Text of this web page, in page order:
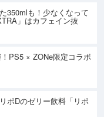
350mlも！少なくなって
」はカフェイン抜
PS5 × ZONe限定コラボ
ポDのゼリー飲料「リポ